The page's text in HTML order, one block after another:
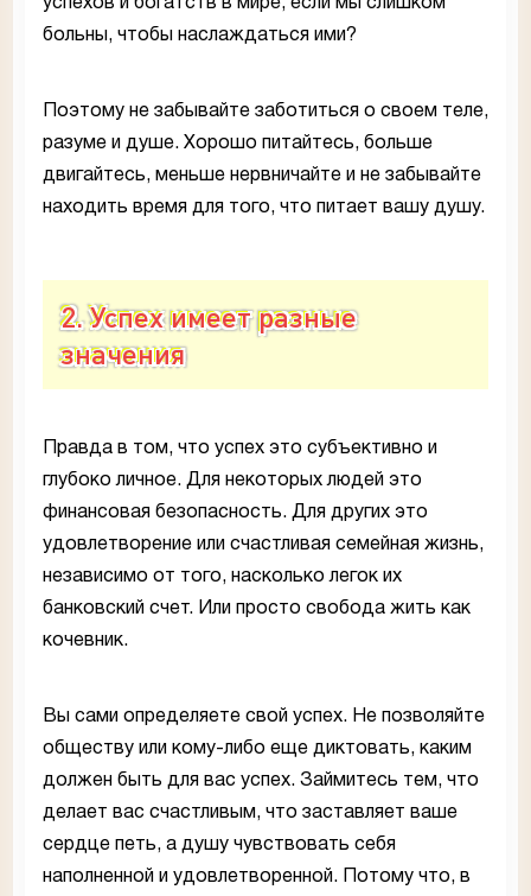
успехов и богатств в мире, если мы слишком
больны, чтобы наслаждаться ими?
Поэтому не забывайте заботиться о своем теле,
разуме и душе. Хорошо питайтесь, больше
двигайтесь, меньше нервничайте и не забывайте
находить время для того, что питает вашу душу.
2. Успех имеет разные
значения
Правда в том, что успех это субъективно и
глубоко личное. Для некоторых людей это
финансовая безопасность. Для других это
удовлетворение или счастливая семейная жизнь,
независимо от того, насколько легок их
банковский счет. Или просто свобода жить как
кочевник.
Вы сами определяете свой успех. Не позволяйте
обществу или кому-либо еще диктовать, каким
должен быть для вас успех. Займитесь тем, что
делает вас счастливым, что заставляет ваше
сердце петь, а душу чувствовать себя
наполненной и удовлетворенной. Потому что, в